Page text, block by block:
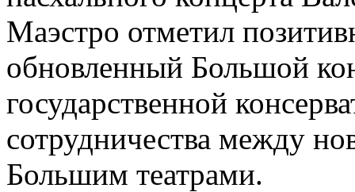
Маэстро отметил
обновленный Большой
государственной
сотрудничества между
Большим театрами.